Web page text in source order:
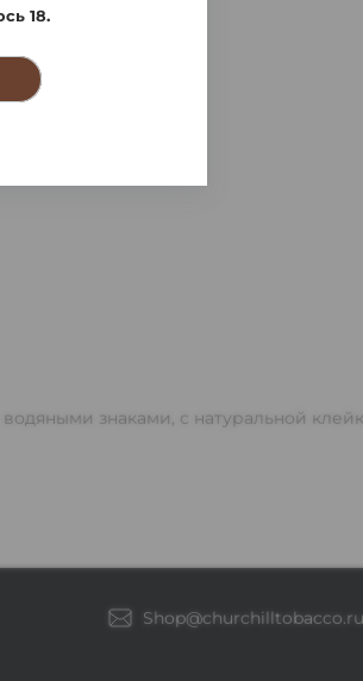
знаками, с натуральной
Shop@churchilltobacco.ru
18.